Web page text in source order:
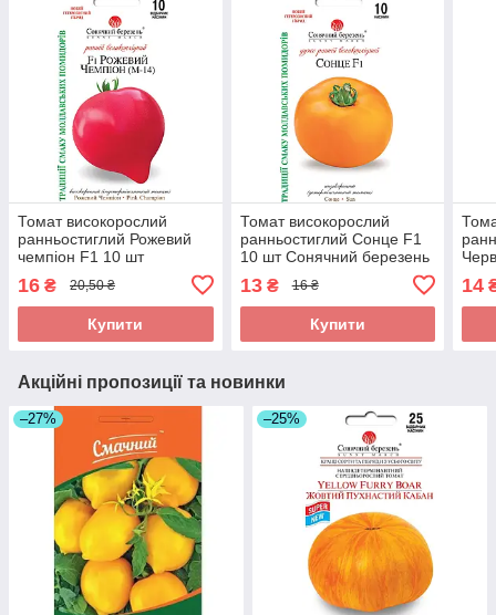
Томат високорослий
ранньостиглий Рожевий
чемпіон F1 10 шт
16 ₴ 20,50 ₴
Купити
Томат високорослий
ранньостиглий Сонце F1
10 шт Сонячний березень
13₴ 16 ₴
Купити
14
Акційні пропозиції та новинки
–27% –25%